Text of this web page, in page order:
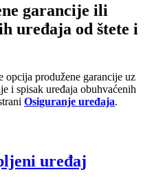
garancije ili
uređaja od štete i
opcija produžene garancije uz
i spisak uređaja obuhvaćenih
Osiguranje uređaja.
uređaj